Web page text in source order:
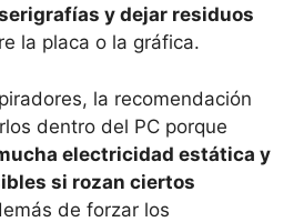
y dejar residuos
la placa o la gráfica.
la recomendación
dentro del PC porque
electricidad estática y
si rozan ciertos
de forzar los